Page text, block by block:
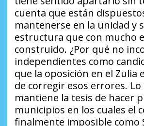
cuenta que están
mantenerse en la unidad y
estructura que con mucho
construido. ¿Por qué no
independientes como
que la oposición en el Zulia
de corregir esos errores. Lo
mantiene la tesis de hacer
municipios en los cuales el
finalmente imposible como